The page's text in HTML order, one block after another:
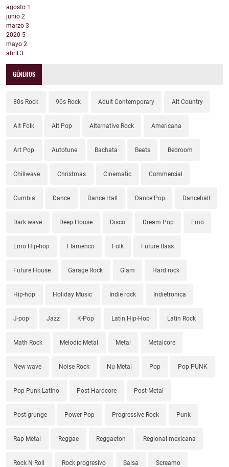
agosto 1
junio 2
marzo 3
2020 5
mayo 2
abril 3
GÉNEROS
80s Rock 90s Rock Adult Contemporary Alt Country
Alt Folk Alt Pop Alternative Rock Americana
Art Pop Autotune Bachata Beats Bedroom
Chillwave Christmas Cinematic Commercial
Cumbia Dance Dance Hall Dance Pop Dancehall
Dark wave Deep House Disco Dream Pop Emo
Emo Hip-hop Flamenco Folk Future Bass
Future House Garage Rock Glam Hard rock
Hip-hop Holiday Music Indie rock Indietronica
J-pop Jazz K-Pop Latin Hip-Hop Latin Rock
Math Rock Melodic Metal Metal Metalcore
New wave Noise Rock Nu Metal Pop Pop PUNK
Pop Punk Latino Post-Hardcore Post-Metal
Post-grunge Power Pop Progressive Rock Punk
Rap Metal Reggae Reggaeton Regional mexicana
Rock N Roll Rock progresivo Salsa Screamo